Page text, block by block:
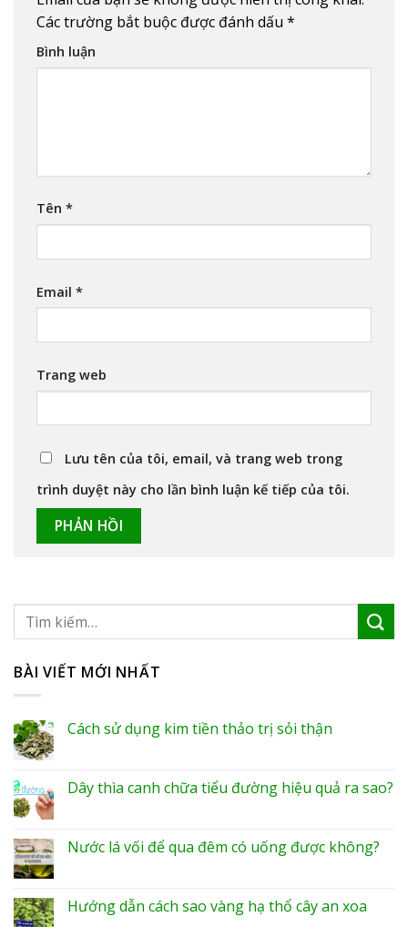
Các trường bắt buộc được đánh dấu *
Bình luận
Tên *
Email *
Trang web
Lưu tên của tôi, email, và trang web trong
trình duyệt này cho lần bình luận kế tiếp của tôi.
BÀI VIẾT MỚI NHẤT
Cách sử dụng kim tiền thảo trị sỏi thận
Dây thìa canh chữa tiểu đường hiệu quả ra sao?
Nước lá vối để qua đêm có uống được không?
Hướng dẫn cách sao vàng hạ thổ cây an xoa